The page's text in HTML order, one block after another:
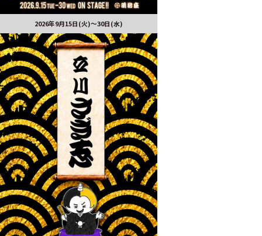
2026年9月15日(火)～30日(水)